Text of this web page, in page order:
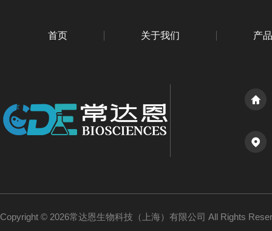
首页 关于我们 产
Copyright © 2026常达恩生物科技（上海）有限公司 All Rights